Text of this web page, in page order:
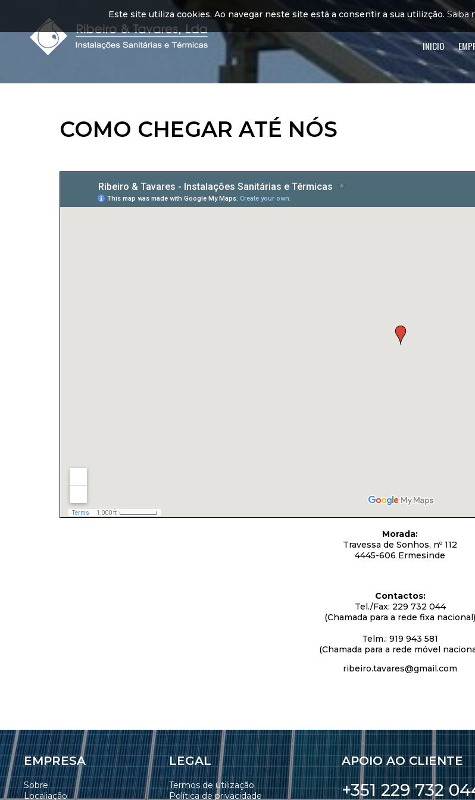
INICIO
COMO CHEGAR ATÉ NÓS
Morada:
Travessa de Sonhos, nº 112
4445-606 Ermesinde
Contactos:
Tel./Fax: 229 732 044
(Chamada para a rede fixa nacional)
Telm.: 919 943 581
(Chamada para a rede móvel
ribeiro.tavares@gmail.com
EMPRESA
Sobre
Localiação
LEGAL
Termos de utilização
Política de privacidade
APOIO AO CLIENTE
+351 229 732
Este site utiliza cookies. Ao navegar neste site está a consentir a sua utilizção. Saiba